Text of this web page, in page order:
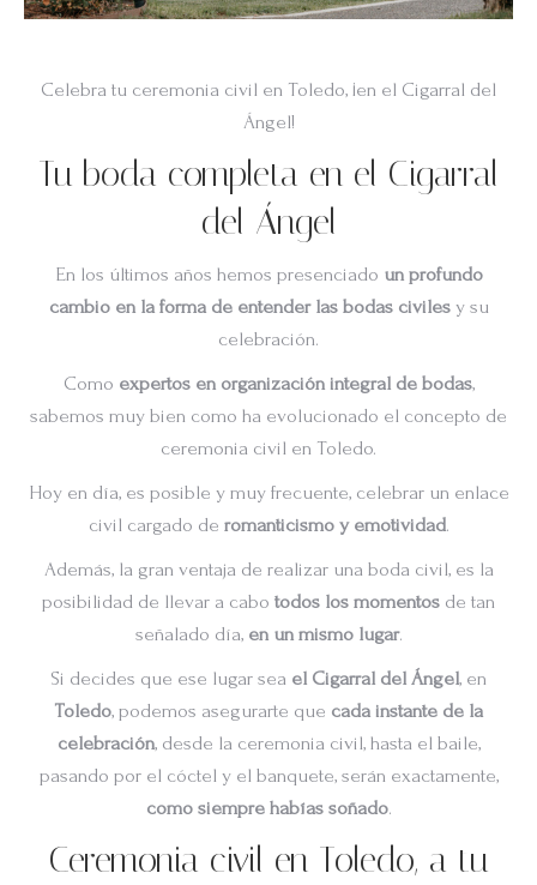
Celebra tu ceremonia civil en Toledo, ¡en el Cigarral del
Ángel!
Tu boda completa en el Cigarral
del Ángel
En los últimos años hemos presenciado un profundo
cambio en la forma de entender las bodas civilesy su
celebración.
Como expertos en organización integral de bodas,
sabemos muy bien como ha evolucionado el concepto de
ceremonia civil en Toledo.
Hoy en día, es posible y muy frecuente, celebrar un enlace
civil cargado de romanticismo y emotividad.
Además, la gran ventaja de realizar una boda civil, es la
posibilidad de llevar a cabo todos los momentos de tan
señalado día, en un mismo lugar.
Si decides que ese lugar sea el Cigarral del Ángel, en
Toledo, podemos asegurarte que cada instante de la
celebración, desde la ceremonia civil, hasta el baile,
pasando por el cóctel y el banquete, serán exactamente,
como siempre habías soñado.
Ceremonia civil en Toledo, a tu